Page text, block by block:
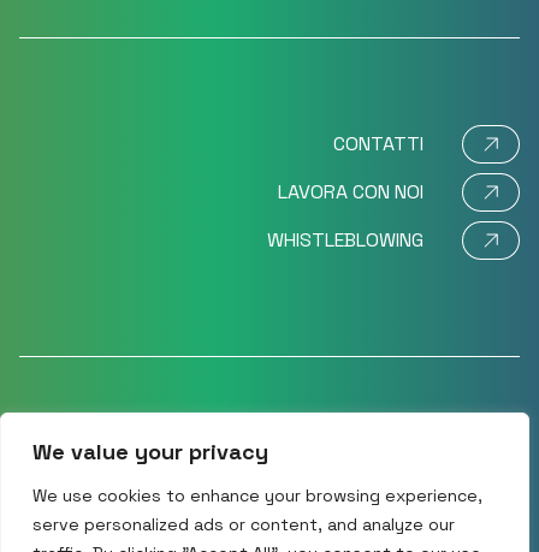
We value your privacy
We use cookies to enhance your browsing experience,
serve personalized ads or content, and analyze our
©2024 Movi SpA – Via Dione Cassio 15 – 20138 Milano,
Italy CF/P.IVA – VAT No: IT 11575580151 R.E.A.: MI
CONTATTI
LAVORA CON NOI
WHISTLEBLOWING